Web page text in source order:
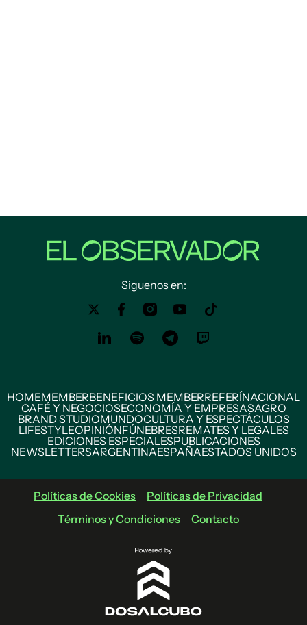
Siguenos en:
HOMEMEMBERBENEFICIOS MEMBERREFERÍNACIONAL
CAFÉ Y NEGOCIOSECONOMÍA Y EMPRESASAGRO
BRAND STUDIOMUNDOCULTURA Y ESPECTÁCULOS
LIFESTYLEOPINIÓNFÚNEBRESREMATES Y LEGALES
EDICIONES ESPECIALESPUBLICACIONES
NEWSLETTERSARGENTINAESPAÑAESTADOS UNIDOS
Políticas de Cookies
Políticas de Privacidad
Términos y Condiciones
Contacto